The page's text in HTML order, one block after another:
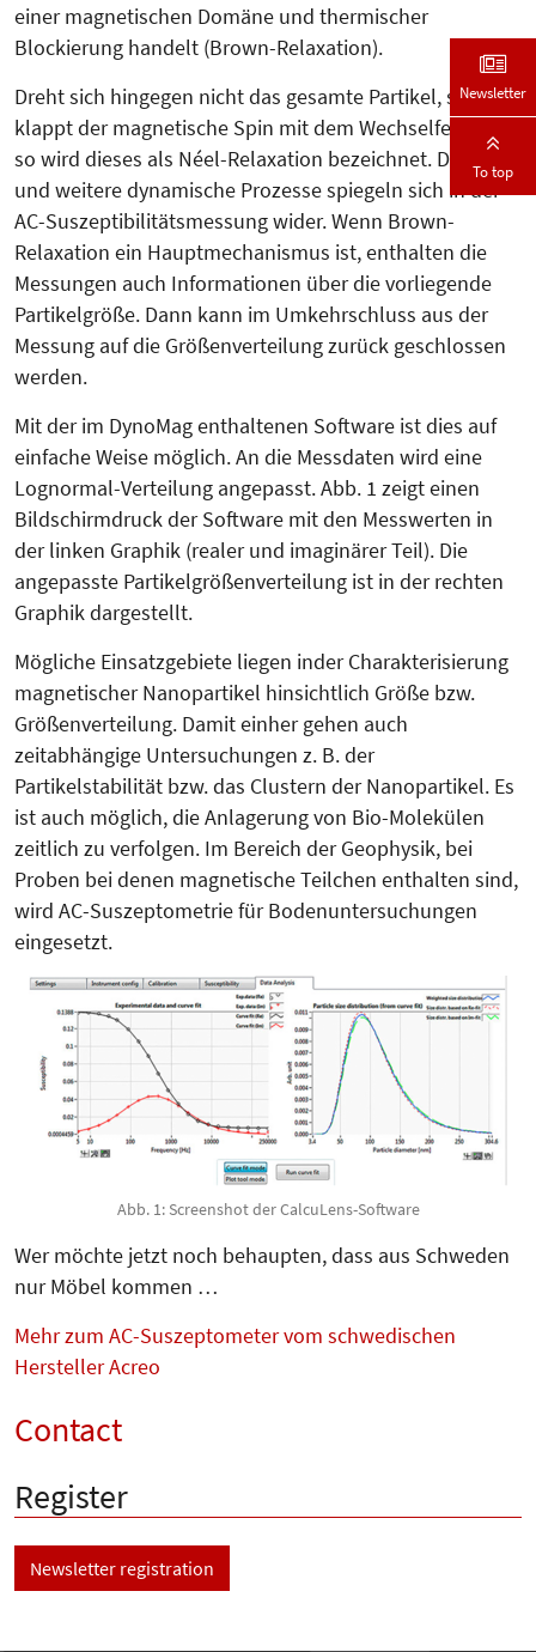
einer magnetischen Domäne und thermi­scher
Blockierung handelt (Brown-Re­laxation).
Dreht sich hin­gegen nicht das gesamte Partikel, son­dern
klappt der magnetische Spin mit dem Wechselfeld um,
so wird die­ses als Néel-Relaxation bezeichnet. Diese
und weitere dynamische Prozesse spiegeln sich in der
AC-Suszeptibilitätsmessung wider. Wenn Brown-
Relaxation ein Haupt­me­­chanismus ist, enthalten die
Mes­sun­gen auch Informationen über die vor­liegende
Partikelgröße. Dann kann im Umkehrschluss aus der
Mes­sung auf die Größenverteilung zurück geschlossen
werden.
Mit der im DynoMag ent­haltenen Soft­­ware ist dies auf
einfache Weise mög­lich. An die Messdaten wird eine
Lognormal-Verteilung angepasst. Abb. 1 zeigt einen
Bildschirmdruck der Software mit den Messwerten in
der linken Graphik (realer und imaginärer Teil). Die
angepasste Partikel­größenverteilung ist in der rechten
Graphik dargestellt.
Mögliche Einsatzgebiete liegen inder Charakterisierung
magnetischer Nanopartikel hinsichtlich Größe bzw.
Größenverteilung. Damit einher gehen auch
zeitabhängige Untersuchungen z. B. der
Partikelstabilität bzw. das Clustern der Nanopartikel. Es
ist auch möglich, die Anlagerung von Bio-Mo­lekülen
zeitlich zu verfolgen. Im Bereich der Geophysik, bei
Proben bei denen magnetische Teilchen enthalten sind,
wird AC-Suszeptometrie für Bodenuntersuchungen
eingesetzt.
Abb. 1: Screenshot der CalcuLens-Software
Wer möchte jetzt noch behaupten, dass aus Schweden
nur Möbel kommen …
Mehr zum AC-Suszeptometer vom schwedischen
Hersteller Acreo
Contact
Register
Newsletter registration
Newsletter
To top